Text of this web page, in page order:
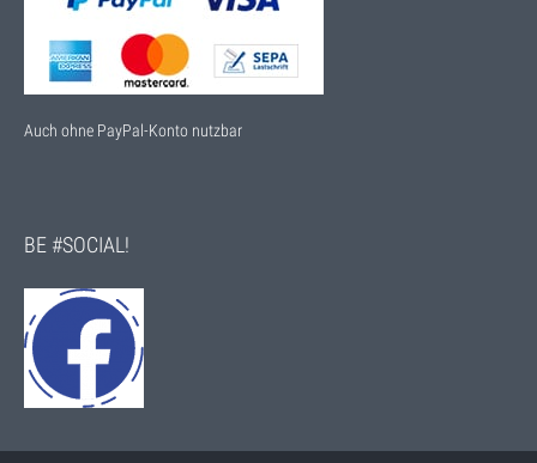
Auch ohne PayPal-Konto nutzbar
BE #SOCIAL!